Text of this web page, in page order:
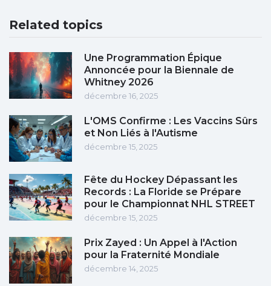
Related topics
Une Programmation Épique
Annoncée pour la Biennale de
Whitney 2026
décembre 16, 2025
L'OMS Confirme : Les Vaccins Sûrs
et Non Liés à l'Autisme
décembre 15, 2025
Fête du Hockey Dépassant les
Records : La Floride se Prépare
pour le Championnat NHL STREET
décembre 15, 2025
Prix Zayed : Un Appel à l'Action
pour la Fraternité Mondiale
décembre 14, 2025